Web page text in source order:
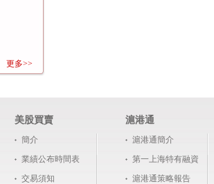
更多>>
美股買賣
簡介
業績公布時間表
交易須知
滬港通
滬港通簡介
第一上海特有融資
滬港通策略報告